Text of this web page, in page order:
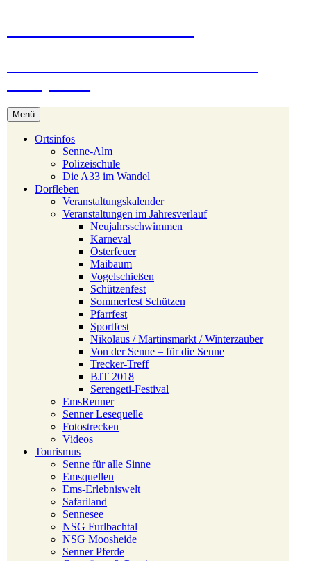
Menü
Ortsinfos
Senne-Alm
Polizeischule
Die A33 im Wandel
Dorfleben
Veranstaltungskalender
Veranstaltungen im Jahresverlauf
Neujahrsschwimmen
Karneval
Osterfeuer
Maibaum
Vogelschießen
Schützenfest
Sommerfest Schützen
Pfarrfest
Sportfest
Nikolaus / Martinsmarkt / Winterzauber
Von der Senne – für die Senne
Trecker-Treff
BJT 2018
Serengeti-Festival
EmsRenner
Senner Lesequelle
Fotostrecken
Videos
Tourismus
Senne für alle Sinne
Emsquellen
Ems-Erlebniswelt
Safariland
Sennesee
NSG Furlbachtal
NSG Moosheide
Senner Pferde